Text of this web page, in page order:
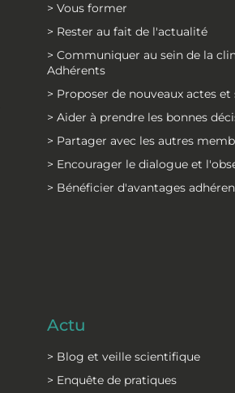
> Vous former
> Rester au fait de l'actualité
> Communiquer au sein de la
Adhérents
> Proposer de nouveaux actes et
> Aider à prendre les bonnes
> Partager avec les autres
> Encourager le dialogue et
> Bénéficier d'avantages
Actu
> Blog et veille scientifique
> Enquête de pratiques